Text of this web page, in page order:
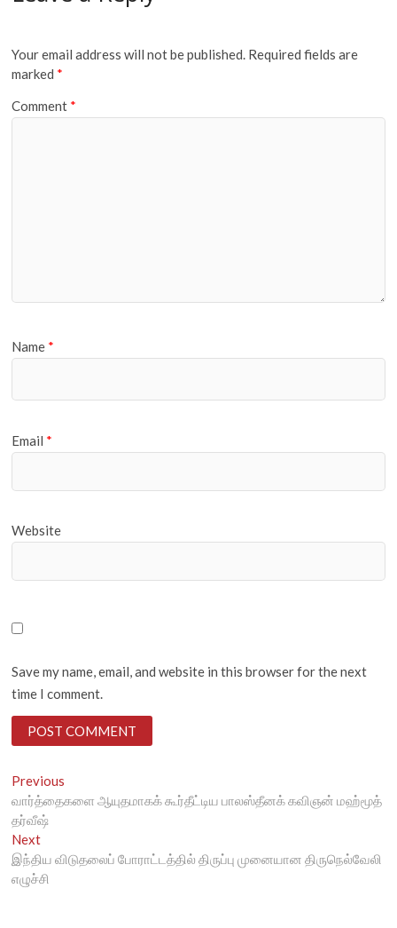
Your email address will not be published. Required fields are
marked *
Comment *
Name *
Email *
Website
Save my name, email, and website in this browser for the next
time I comment.
Post
navigation
Previous
post:
வார்த்தைகளை ஆயுதமாகக் கூர்தீட்டிய பாலஸ்தீனக் கவிஞன் மஹ்மூத்
தர்வீஷ்
NextNext
post:
இந்திய விடுதலைப் போராட்டத்தில் திருப்பு முனையான திருநெல்வேலி
எழுச்சி